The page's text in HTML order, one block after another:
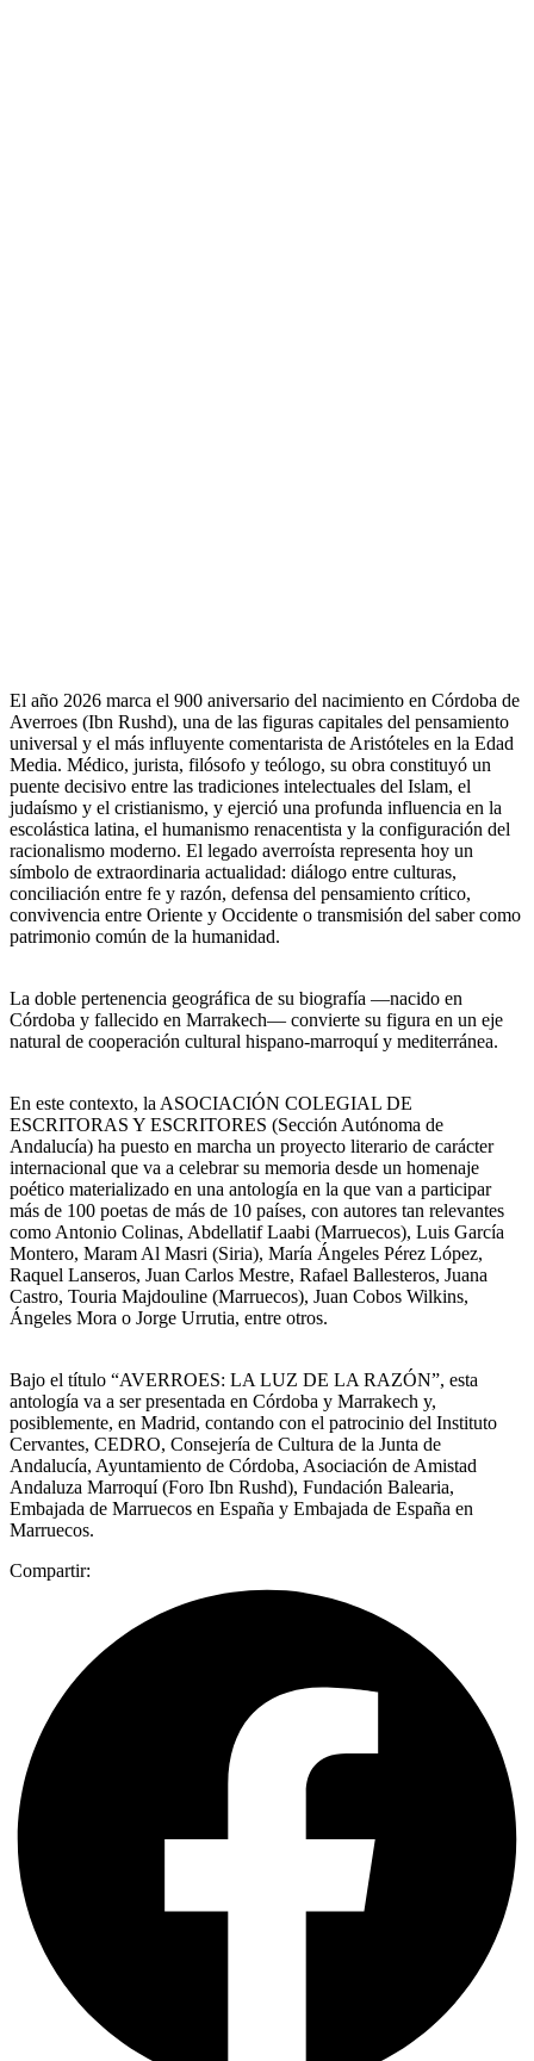
El año 2026 marca el 900 aniversario del nacimiento en Córdoba de
Averroes (Ibn Rushd), una de las figuras capitales del pensamiento
universal y el más influyente comentarista de Aristóteles en la Edad
Media. Médico, jurista, filósofo y teólogo, su obra constituyó un
puente decisivo entre las tradiciones intelectuales del Islam, el
judaísmo y el cristianismo, y ejerció una profunda influencia en la
escolástica latina, el humanismo renacentista y la configuración del
racionalismo moderno. El legado averroísta representa hoy un
símbolo de extraordinaria actualidad: diálogo entre culturas,
conciliación entre fe y razón, defensa del pensamiento crítico,
convivencia entre Oriente y Occidente o transmisión del saber como
patrimonio común de la humanidad.
La doble pertenencia geográfica de su biografía —nacido en
Córdoba y fallecido en Marrakech— convierte su figura en un eje
natural de cooperación cultural hispano-marroquí y mediterránea.
En este contexto, la ASOCIACIÓN COLEGIAL DE
ESCRITORAS Y ESCRITORES (Sección Autónoma de
Andalucía) ha puesto en marcha un proyecto literario de carácter
internacional que va a celebrar su memoria desde un homenaje
poético materializado en una antología en la que van a participar
más de 100 poetas de más de 10 países, con autores tan relevantes
como Antonio Colinas, Abdellatif Laabi (Marruecos), Luis García
Montero, Maram Al Masri (Siria), María Ángeles Pérez López,
Raquel Lanseros, Juan Carlos Mestre, Rafael Ballesteros, Juana
Castro, Touria Majdouline (Marruecos), Juan Cobos Wilkins,
Ángeles Mora o Jorge Urrutia, entre otros.
Bajo el título “AVERROES: LA LUZ DE LA RAZÓN”, esta
antología va a ser presentada en Córdoba y Marrakech y,
posiblemente, en Madrid, contando con el patrocinio del Instituto
Cervantes, CEDRO, Consejería de Cultura de la Junta de
Andalucía, Ayuntamiento de Córdoba, Asociación de Amistad
Andaluza Marroquí (Foro Ibn Rushd), Fundación Balearia,
Embajada de Marruecos en España y Embajada de España en
Marruecos.
Compartir: